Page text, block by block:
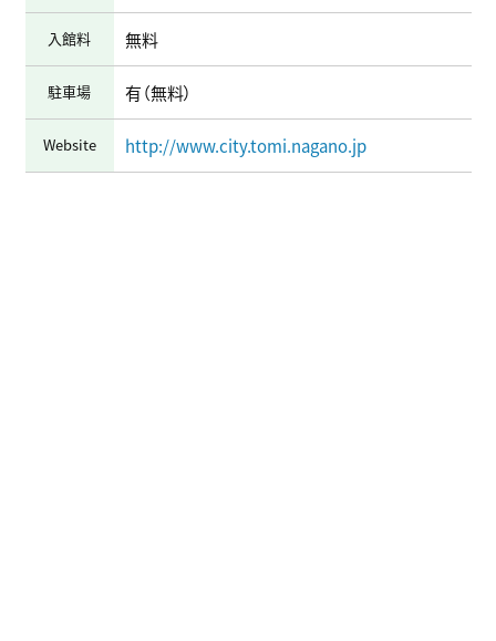
入館料 無料
駐車場 有（無料）
Website http://www.city.tomi.nagano.jp